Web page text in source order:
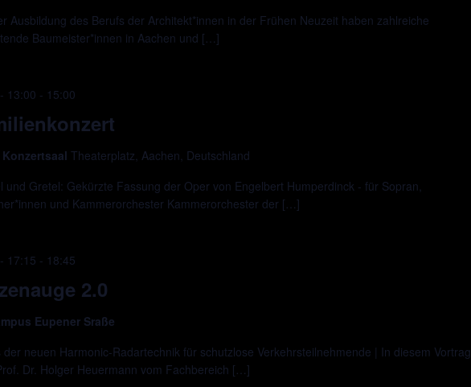
Ausbildung des Berufs der Architekt*innen in der Frühen Neuzeit haben zahlreiche
Baumeister*innen in Aachen und […]
13:00 - 15:00
Konzertsaal Theaterplatz, Aachen, Deutschland
und Gretel: Gekürzte Fassung der Oper von Engelbert Humperdinck - für Sopran,
und Kammerorchester Kammerorchester der […]
2.0
17:15 - 18:45
Eupener Sraße
der neuen Harmonic-Radartechnik für schutzlose Verkehrsteilnehmende | In diesem Vortrag
Dr. Holger Heuermann vom Fachbereich […]